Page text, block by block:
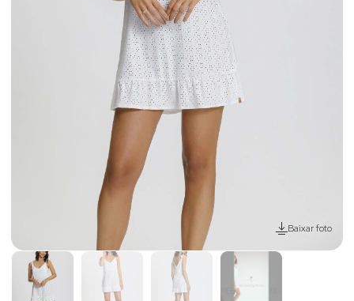
Baixar foto